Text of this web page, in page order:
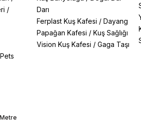
/
Darı
Ferplast Kuş Kafesi / Dayang
Papağan Kafesi / Kuş Sağlığı
Vision Kuş Kafesi / Gaga Taşı